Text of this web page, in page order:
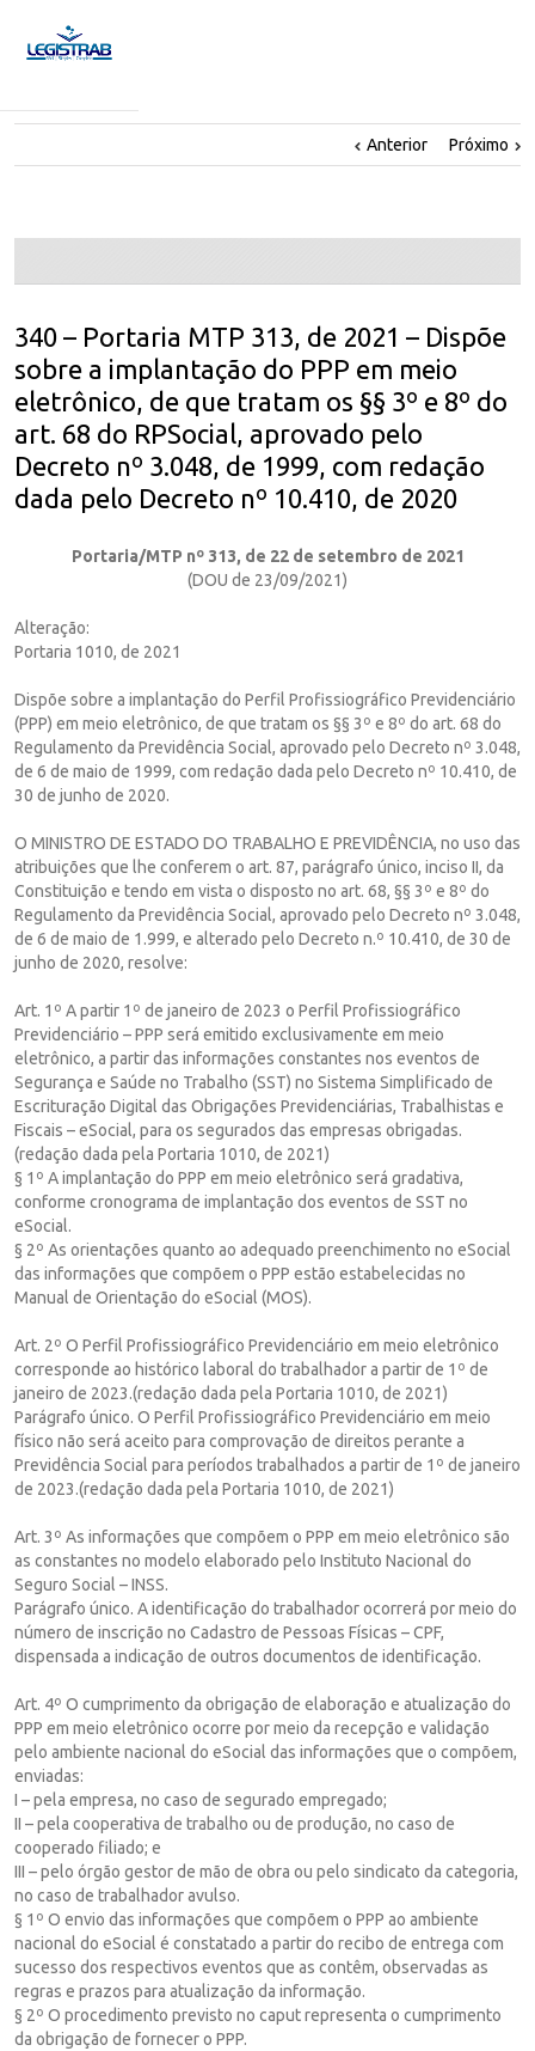
Anterior Próximo
340 – Portaria MTP 313, de 2021 – Dispõe
sobre a implantação do PPP em meio
eletrônico, de que tratam os §§ 3º e 8º do
art. 68 do RPSocial, aprovado pelo
Decreto nº 3.048, de 1999, com redação
dada pelo Decreto nº 10.410, de 2020
Portaria/MTP nº 313, de 22 de setembro de 2021
(DOU de 23/09/2021)
Alteração:
Portaria 1010, de 2021
Dispõe sobre a implantação do Perfil Profissiográfico Previdenciário
(PPP) em meio eletrônico, de que tratam os §§ 3º e 8º do art. 68 do
Regulamento da Previdência Social, aprovado pelo Decreto nº 3.048,
de 6 de maio de 1999, com redação dada pelo Decreto nº 10.410, de
30 de junho de 2020.
O MINISTRO DE ESTADO DO TRABALHO E PREVIDÊNCIA, no uso das
atribuições que lhe conferem o art. 87, parágrafo único, inciso II, da
Constituição e tendo em vista o disposto no art. 68, §§ 3º e 8º do
Regulamento da Previdência Social, aprovado pelo Decreto nº 3.048,
de 6 de maio de 1.999, e alterado pelo Decreto n.º 10.410, de 30 de
junho de 2020, resolve:
Art. 1º A partir 1º de janeiro de 2023 o Perfil Profissiográfico
Previdenciário – PPP será emitido exclusivamente em meio
eletrônico, a partir das informações constantes nos eventos de
Segurança e Saúde no Trabalho (SST) no Sistema Simplificado de
Escrituração Digital das Obrigações Previdenciárias, Trabalhistas e
Fiscais – eSocial, para os segurados das empresas obrigadas.
(redação dada pela Portaria 1010, de 2021)
§ 1º A implantação do PPP em meio eletrônico será gradativa,
conforme cronograma de implantação dos eventos de SST no
eSocial.
§ 2º As orientações quanto ao adequado preenchimento no eSocial
das informações que compõem o PPP estão estabelecidas no
Manual de Orientação do eSocial (MOS).
Art. 2º O Perfil Profissiográfico Previdenciário em meio eletrônico
corresponde ao histórico laboral do trabalhador a partir de 1º de
janeiro de 2023.(redação dada pela Portaria 1010, de 2021)
Parágrafo único. O Perfil Profissiográfico Previdenciário em meio
físico não será aceito para comprovação de direitos perante a
Previdência Social para períodos trabalhados a partir de 1º de janeiro
de 2023.(redação dada pela Portaria 1010, de 2021)
Art. 3º As informações que compõem o PPP em meio eletrônico são
as constantes no modelo elaborado pelo Instituto Nacional do
Seguro Social – INSS.
Parágrafo único. A identificação do trabalhador ocorrerá por meio do
número de inscrição no Cadastro de Pessoas Físicas – CPF,
dispensada a indicação de outros documentos de identificação.
Art. 4º O cumprimento da obrigação de elaboração e atualização do
PPP em meio eletrônico ocorre por meio da recepção e validação
pelo ambiente nacional do eSocial das informações que o compõem,
enviadas:
I – pela empresa, no caso de segurado empregado;
II – pela cooperativa de trabalho ou de produção, no caso de
cooperado filiado; e
III – pelo órgão gestor de mão de obra ou pelo sindicato da categoria,
no caso de trabalhador avulso.
§ 1º O envio das informações que compõem o PPP ao ambiente
nacional do eSocial é constatado a partir do recibo de entrega com
sucesso dos respectivos eventos que as contêm, observadas as
regras e prazos para atualização da informação.
§ 2º O procedimento previsto no caput representa o cumprimento
da obrigação de fornecer o PPP.